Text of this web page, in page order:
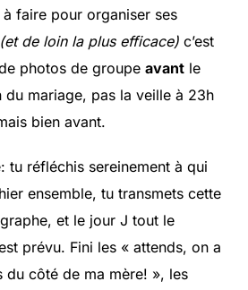
faire pour organiser ses
(et de loin la plus efficace) c’est
photos de groupe avant le
du mariage, pas la veille à 23h
bien avant.
tu réfléchis sereinement à qui
ensemble, tu transmets cette
et le jour J tout le
prévu. Fini les « attends, on a
du côté de ma mère! », les